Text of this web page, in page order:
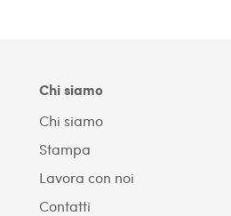
Chi siamo
Chi siamo
Stampa
Lavora con noi
Contatti